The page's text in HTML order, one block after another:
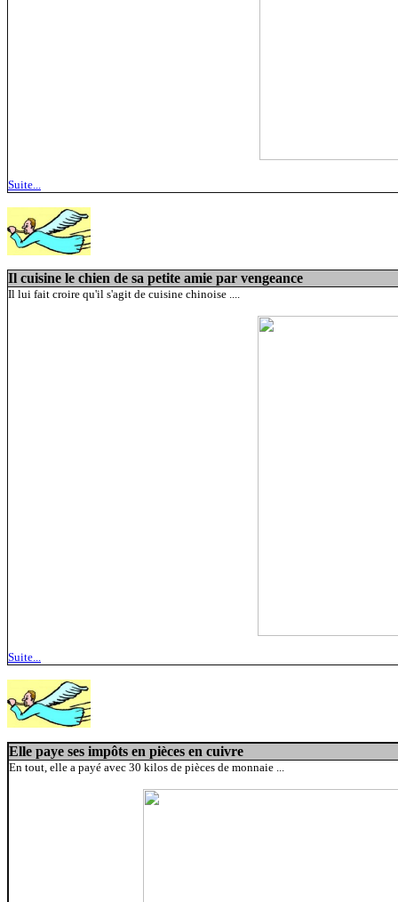
Suite...
Il cuisine le chien de sa petite amie par vengeance
Il lui fait croire qu'il s'agit de cuisine chinoise ....
Suite...
Elle paye ses impôts en pièces en cuivre
En tout, elle a payé avec 30 kilos de pièces de monnaie ...